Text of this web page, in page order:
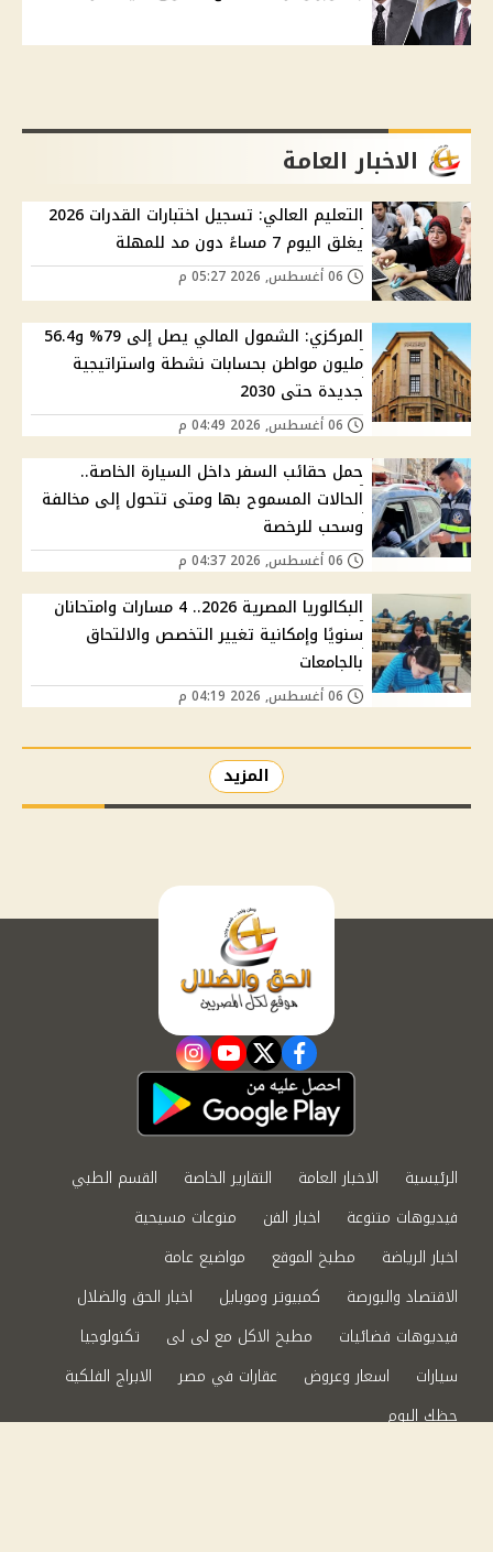
الاخبار العامة
التعليم العالي: تسجيل اختبارات القدرات 2026
يغلق اليوم 7 مساءً دون مد للمهلة
المركزي: الشمول المالي يصل إلى 79% و56.4
مليون مواطن بحسابات نشطة واستراتيجية
جديدة حتى 2030
حمل حقائب السفر داخل السيارة الخاصة..
الحالات المسموح بها ومتى تتحول إلى مخالفة
وسحب للرخصة
البكالوريا المصرية 2026.. 4 مسارات وامتحانان
سنويًا وإمكانية تغيير التخصص والالتحاق
بالجامعات
المزيد
facebook
twitter
youtube
instagram
الرئيسية الاخبار العامة التقارير الخاصة
القسم الطبي
فيديوهات متنوعة
اخبار الفن
منوعات مسيحية
اخبار الرياضة
مطبخ الموقع
مواضيع عامة
الاقتصاد والبورصة
كمبيوتر وموبايل
اخبار الحق والضلال
فيديوهات فضائيات
مطبخ الاكل مع لى لى
تكنولوجيا
سيارات
اسعار وعروض عقارات في مصر
الابراج الفلكية
حظك اليوم